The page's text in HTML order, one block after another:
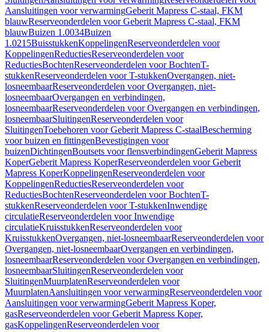
Aansluitingen voor verwarmingGeberit Mapress C-staal, FKM
blauwReserveonderdelen voor Geberit Mapress C-staal, FKM
blauwBuizen 1.0034Buizen
1.0215BuisstukkenKoppelingenReserveonderdelen voor
KoppelingenReductiesReserveonderdelen voor
ReductiesBochtenReserveonderdelen voor BochtenT-
stukkenReserveonderdelen voor T-stukkenOvergangen, niet-
losneembaarReserveonderdelen voor Overgangen, niet-
losneembaarOvergangen en verbindingen,
losneembaarReserveonderdelen voor Overgangen en verbindingen,
losneembaarSluitingenReserveonderdelen voor
SluitingenToebehoren voor Geberit Mapress C-staalBescherming
voor buizen en fittingenBevestigingen voor
buizenDichtingenBoutsets voor flensverbindingenGeberit Mapress
KoperGeberit Mapress KoperReserveonderdelen voor Geberit
Mapress KoperKoppelingenReserveonderdelen voor
KoppelingenReductiesReserveonderdelen voor
ReductiesBochtenReserveonderdelen voor BochtenT-
stukkenReserveonderdelen voor T-stukkenInwendige
circulatieReserveonderdelen voor Inwendige
circulatieKruisstukkenReserveonderdelen voor
KruisstukkenOvergangen, niet-losneembaarReserveonderdelen voor
Overgangen, niet-losneembaarOvergangen en verbindingen,
losneembaarReserveonderdelen voor Overgangen en verbindingen,
losneembaarSluitingenReserveonderdelen voor
SluitingenMuurplatenReserveonderdelen voor
MuurplatenAansluitingen voor verwarmingReserveonderdelen voor
Aansluitingen voor verwarmingGeberit Mapress Koper,
gasReserveonderdelen voor Geberit Mapress Koper,
gasKoppelingenReserveonderdelen voor